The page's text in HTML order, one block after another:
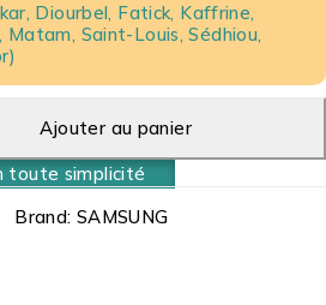
Diourbel, Fatick, Kaffrine,
Matam, Saint-Louis, Sédhiou,
Ajouter au panier
toute simplicité
Brand: SAMSUNG